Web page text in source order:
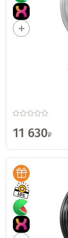
11 630₽